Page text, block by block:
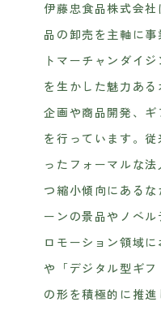
伊藤忠食品株式会
品の卸売を主軸に
トマーチャンダイ
を生かした魅力あ
企画や商品開発、
を行っています。
ったフォーマルな
つ縮小傾向にある
ーンの景品やノベ
ロモーション領域に
や「デジタル型ギ
の形を積極的に推進